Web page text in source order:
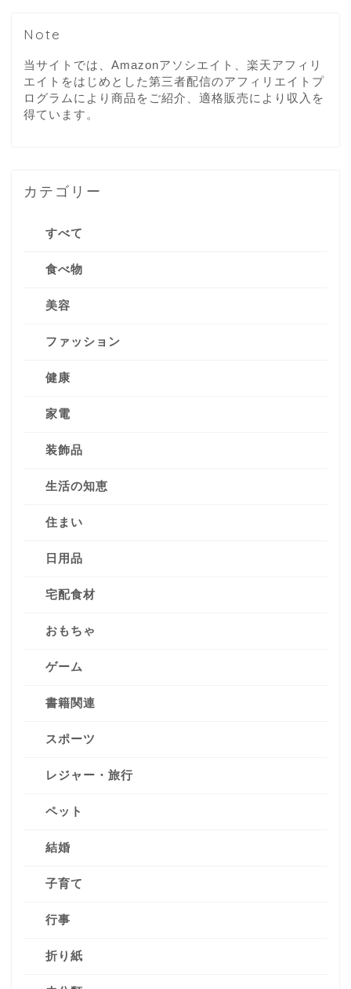
Note
当サイトでは、Amazonアソシエイト、楽天アフィリ
エイトをはじめとした第三者配信のアフィリエイトプ
ログラムにより商品をご紹介、適格販売により収入を
得ています。
カテゴリー
すべて
食べ物
美容
ファッション
健康
家電
装飾品
生活の知恵
住まい
日用品
宅配食材
おもちゃ
ゲーム
書籍関連
スポーツ
レジャー・旅行
ペット
結婚
子育て
行事
折り紙